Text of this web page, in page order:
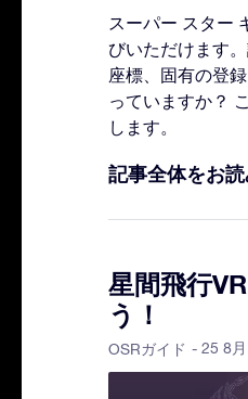
スーパー スター
びいただけます
座標、固有の登
っていますか？
します。
記事全体をお読
星間飛行
う！
OSRガイド - 25 8